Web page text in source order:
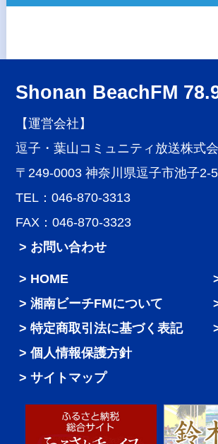
Shonan BeachFM
【運営会社】
逗子・葉山コミュニティ放送株式
〒249-0003 神奈川県逗子市池子2-
TEL：046-870-3313
FAX：046-870-3323
> お問い合わせ
HOME
湘南ビーチFMについて
特定商取引法に基づく表記
個人情報保護方針
サイトマップ